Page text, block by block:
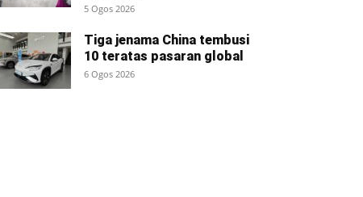
5 Ogos 2026
Tiga jenama China tembusi
10 teratas pasaran global
6 Ogos 2026